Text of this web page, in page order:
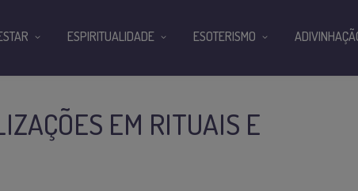
EM RITUAIS E
ESPIRITUALIDADE ESOTERISMO